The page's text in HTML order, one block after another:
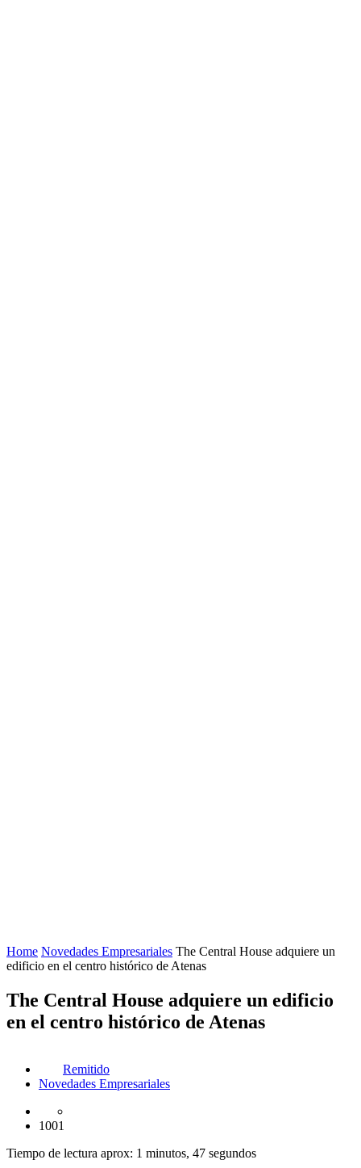
Home Novedades Empresariales The Central House adquiere un
edificio en el centro histórico de Atenas
The Central House adquiere un edificio
en el centro histórico de Atenas
Remitido
Novedades Empresariales
1001
Tiempo de lectura aprox: 1 minutos, 47 segundos